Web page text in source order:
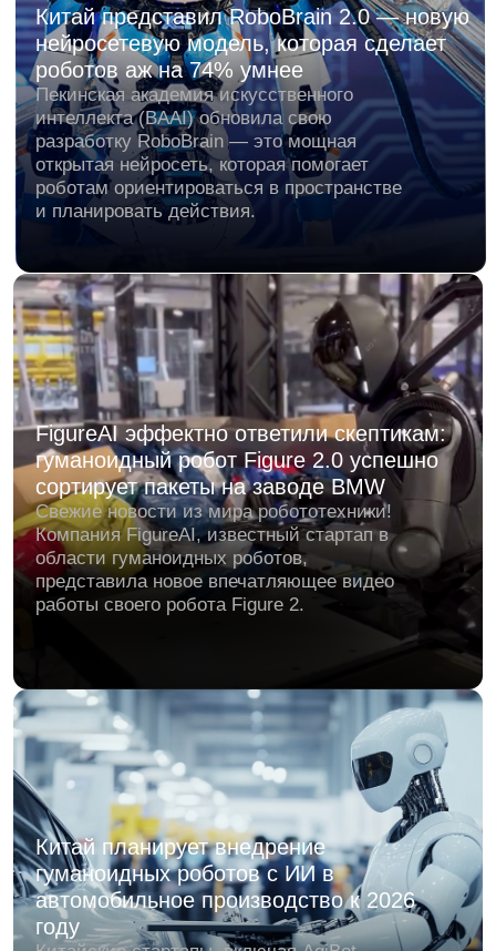
Китай планирует внедрение
гуманоидных роботов с ИИ в
автомобильное производство к 2026
году
Китайские стартапы, включая AgiBot,
разрабатывают гуманоидных роботов с
искусственным интеллектом для применения в
В Китае представили автономного
полицейского робота RT-G
В Китае представили нового участника сил
правопорядка — автономного сферического
робота-полицейскогоRT-G, способного не
только патрулировать улицы, но и
самостоятельно преследовать и задерживать
нарушителей.
Китайский рынок сервисных роботов
стремительно растёт — что это значит
для бизнеса
В Китае наблюдается впечатляющий рост
производства сервисных роботов. Только за
первые два месяца текущего года было
выпущено 1,5 миллиона единиц — это на 35,7%
больше, чем за аналогичный период прошлого
года.